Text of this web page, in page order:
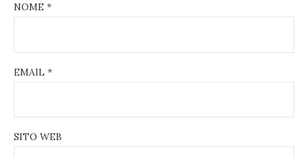
NOME *
EMAIL *
SITO WEB